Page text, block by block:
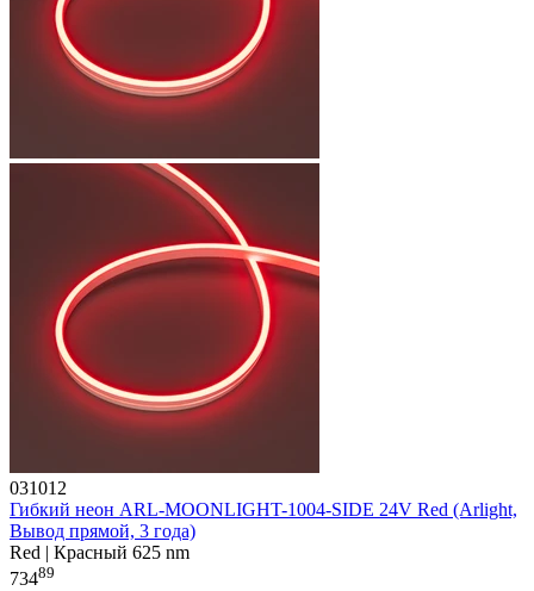
031012
Гибкий неон ARL-MOONLIGHT-1004-SIDE 24V Red (Arlight,
Вывод прямой, 3 года)
Red | Красный 625 nm
73489